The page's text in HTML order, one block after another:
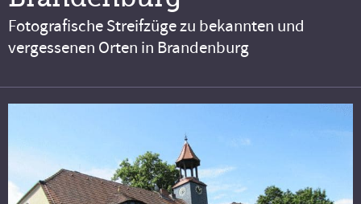
Fotografische Streifzüge zu bekannten und
vergessenen Orten in Brandenburg